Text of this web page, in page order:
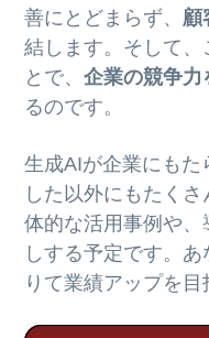
善にとどまらず、 顧
結します。そして、
とで、企業の競争力
るのです。
生成AIが企業にもた
した以外にもたく
体的な活用事例や
しする予定です。
りて業績アップを